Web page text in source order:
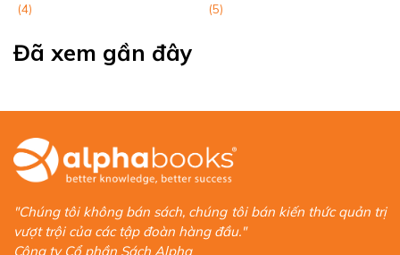
(4) (5)
Đã xem gần đây
"Chúng tôi không bán sách, chúng tôi bán kiến thức quản trị
vượt trội của các tập đoàn hàng đầu."
Công ty Cổ phần Sách Alpha